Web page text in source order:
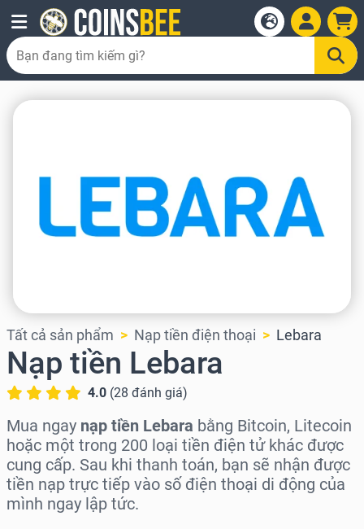
Tất cả sản phẩm Nạp tiền điện thoại Lebara
Nạp tiền Lebara
4.0 (28 đánh giá)
Mua ngay nạp tiền Lebara bằng Bitcoin, Litecoin
hoặc một trong 200 loại tiền điện tử khác được
cung cấp. Sau khi thanh toán, bạn sẽ nhận được
tiền nạp trực tiếp vào số điện thoại di động của
mình ngay lập tức.